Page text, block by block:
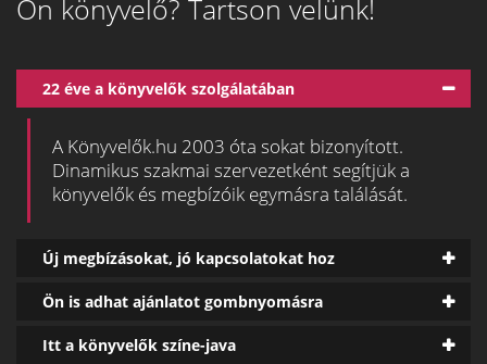
Ön könyvelő? Tartson velünk!
22 éve a könyvelők szolgálatában
A Könyvelők.hu 2003 óta sokat bizonyított.
Dinamikus szakmai szervezetként segítjük a
könyvelők és megbízóik egymásra találását.
Új megbízásokat, jó kapcsolatokat hoz
Ön is adhat ajánlatot gombnyomásra
Itt a könyvelők színe-java